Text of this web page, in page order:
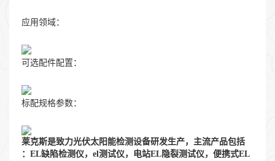
应用领域：
可选配件配置：
标配规格参数：
莱克斯是致力光伏太阳能检测设备研发生产，主流产品包括
：EL缺陷检测仪，el测试仪，电站EL隐裂测试仪，便携式EL